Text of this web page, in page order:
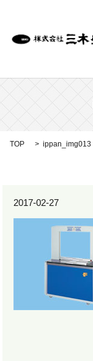
TOP ippan_img013
2017-02-27